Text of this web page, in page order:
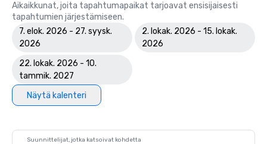
Aikaikkunat, joita tapahtumapaikat tarjoavat ensisijaisesti
tapahtumien järjestämiseen.
7. elok. 2026 - 27. syysk.
2026
2. lokak. 2026 - 15. lokak.
2026
22. lokak. 2026 - 10.
tammik. 2027
Näytä kalenteri
Suunnittelijat, jotka katsoivat kohdetta